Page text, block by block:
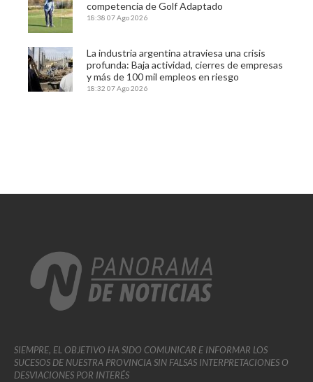
competencia de Golf Adaptado
18:38 07 Ago 2026
La industria argentina atraviesa una crisis
profunda: Baja actividad, cierres de empresas
y más de 100 mil empleos en riesgo
18:32 07 Ago 2026
SIEMPRE, EL OBJETIVO HA SIDO COMUNICAR E INFORMAR LOS
SUCESOS DE NUESTRA PROVINCIA SIN FALSAS INTERPRETACIONES O
DESVIACIONES POR INTERÉS